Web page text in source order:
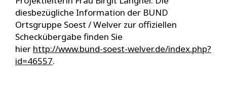
diesbezügliche Information der BUND
Ortsgruppe Soest / Welver zur offiziellen
Scheckübergabe finden Sie
hier http://www.bund-soest-welver.de/index.php?
id=46557.